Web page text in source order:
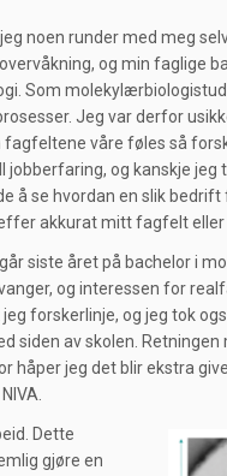
noen runder med meg
og min faglige
Som
Jeg var derfor
fagfeltene våre føles så
og kanskje jeg
å se hvordan en slik
akkurat mitt fagfelt eller
siste året på bachelor i
og interessen for
forskerlinje, og jeg tok
siden av skolen.
håper jeg det blir ekstra
Dette
gjøre en